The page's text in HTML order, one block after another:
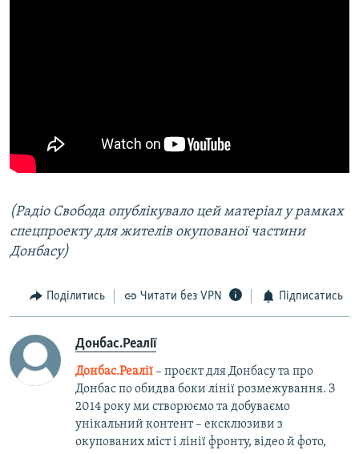
(Радіо Свобода опублікувало цей матеріал у рамках
спецпроекту для жителів окупованої частини
Донбасу)
Поділитись Читати без VPN Підписатись
Донбас.Реалії
Донбас.Реалії– проєкт для Донбасу та про
Донбас по обидва боки лінії розмежування. З
2014 року ми створюємо та добуваємо
унікальний контент – ексклюзиви з
окупованих міст і лінії фронту, відео й фото,